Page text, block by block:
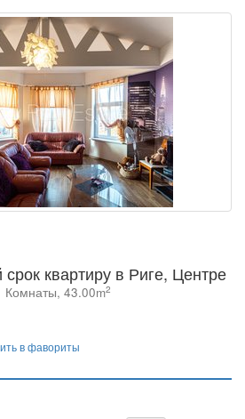
квартиру в Риге, Центре
Комнаты, 43.00m2
в фавориты